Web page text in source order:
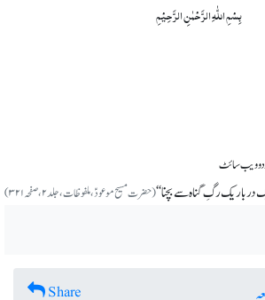
بِسۡمِ اللّٰہِ الرَّحۡمٰنِ الرَّحِیۡمِ
ویب سائٹ
در باریک رگِ گناہ سے بچنا‘‘(حضرت مسیح موعودؑ،ملفوظات ، جلد ۲، صفحہ ۳۲۱)
Share